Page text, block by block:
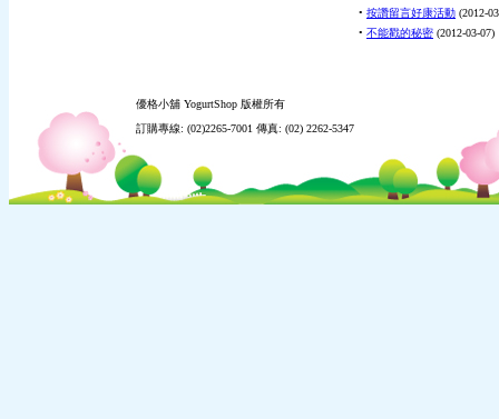
• 按讚留言好康活動 (2012-
• 不能戳的秘密 (2012-03-07)
優格小舖 YogurtShop 版權所有
訂購專線: (02)2265-7001 傳真: (02) 2262-5347